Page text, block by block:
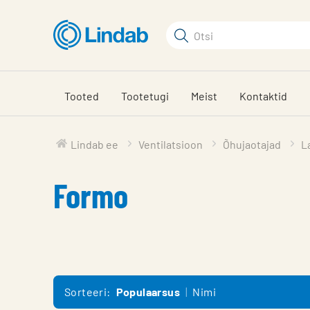
Otsi
Tooted Tootetugi Meist Kontaktid
Lindab ee Ventilatsioon Õhujaotajad
Formo
Sorteeri: Populaarsus Nimi